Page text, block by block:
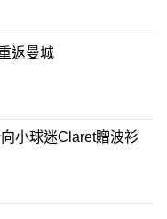
返曼城
小球迷Claret贈波衫